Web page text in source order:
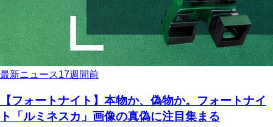
最新ニュース17週間前
【フォートナイト】本物か、偽物か。フォートナイ
ト「ルミネスカ」画像の真偽に注目集まる